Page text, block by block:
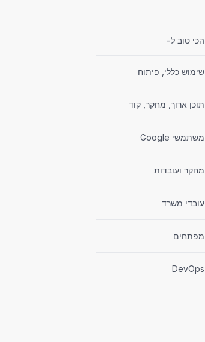
הכי טוב ל-
שימוש כללי, פיתוח
תוכן ארוך, מחקר, קוד
משתמשי Google
מחקר ועובדות
עובדי משרד
מפתחים
DevOps